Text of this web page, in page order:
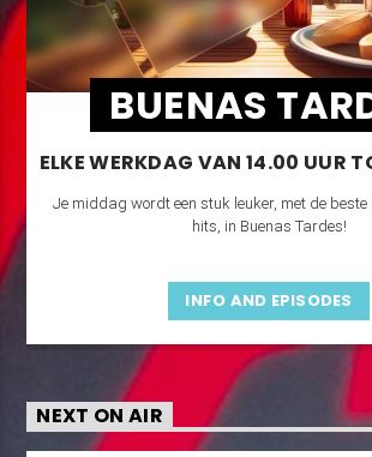
BUENAS
ELKE WERKDAG VAN 14.00 UUR
Je middag wordt een stuk leuker, met de beste
hits, in Buenas Tardes!
INFO AND EPISODES
NEXT ON AIR